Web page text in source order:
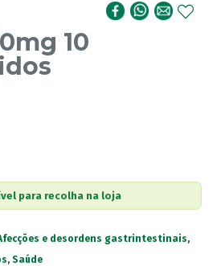
10
para recolha na loja
e desordens gastrintestinais,
, Saúde